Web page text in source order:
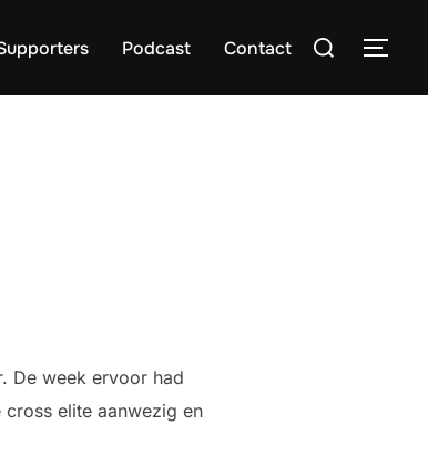
Podcast Contact
Zoek
De week ervoor had
elite aanwezig en